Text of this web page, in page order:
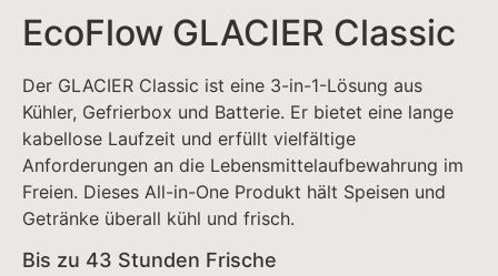
EcoFlow GLACIER Classic
Der GLACIER Classic ist eine 3-in-1-Lösung aus
Kühler, Gefrierbox und Batterie. Er bietet eine lange
kabellose Laufzeit und erfüllt vielfältige
Anforderungen an die Lebensmittelaufbewahrung im
Freien. Dieses All-in-One Produkt hält Speisen und
Getränke überall kühl und frisch.
Bis zu 43 Stunden Frische